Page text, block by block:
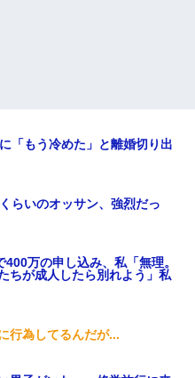
「もう冷めた」と離婚切り出
らいのオッサン、強烈だっ
万の申し込み、私「無理。
ちが成人したら別れよう」私
行為してるんだが...